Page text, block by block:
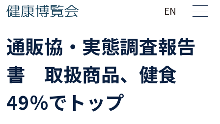
EN
通販協・実態調査報告
書 取扱商品、健食
49％でトップ